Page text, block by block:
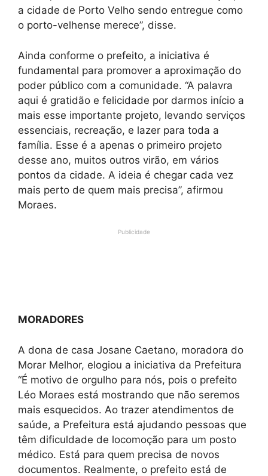
a cidade de Porto Velho sendo entregue como
o porto-velhense merece”, disse.
Ainda conforme o prefeito, a iniciativa é
fundamental para promover a aproximação do
poder público com a comunidade. “A palavra
aqui é gratidão e felicidade por darmos início a
mais esse importante projeto, levando serviços
essenciais, recreação, e lazer para toda a
família. Esse é a apenas o primeiro projeto
desse ano, muitos outros virão, em vários
pontos da cidade. A ideia é chegar cada vez
mais perto de quem mais precisa”, afirmou
Moraes.
Publicidade
MORADORES
A dona de casa Josane Caetano, moradora do
Morar Melhor, elogiou a iniciativa da Prefeitura
“É motivo de orgulho para nós, pois o prefeito
Léo Moraes está mostrando que não seremos
mais esquecidos. Ao trazer atendimentos de
saúde, a Prefeitura está ajudando pessoas que
têm dificuldade de locomoção para um posto
médico. Está para quem precisa de novos
documentos. Realmente, o prefeito está de